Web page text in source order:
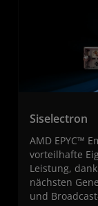
Siselectron
AMD EPYC™
vorteilhafte
Leistung,
nächsten
und